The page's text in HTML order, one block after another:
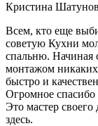
Кристина
Всем, кто еще
советую Кухни
спальню. Начиная
монтажом
быстро и
Огромное
Это мастер своего
здесь.